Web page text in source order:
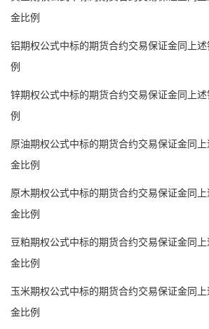
金比例
铝期权公式中标的期货合约交易保证金同上
例
锌期权公式中标的期货合约交易保证金同上
例
原油期权公式中标的期货合约交易保证金同
金比例
原木期权公式中标的期货合约交易保证金同
金比例
豆粕期权公式中标的期货合约交易保证金同
金比例
玉米期权公式中标的期货合约交易保证金同
金比例